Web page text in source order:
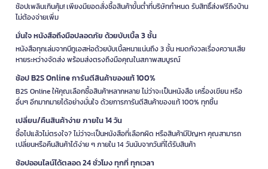
ช้อปเพลินเกินคุ้ม! เพียงมียอดสั่งซื้อสินค้าขั้นต่ำที่บริษัทกำหนด รับสิทธิ์ส่งฟรีถึงบ้าน
ไม่ต้องจ่ายเพิ่ม
มั่นใจ หนังสือถึงมือปลอดภัย ด้วยบับเบิ้ล 3 ชั้น
หนังสือทุกเล่มจากบีทูเอสห่อด้วยบับเบิ้ลหนาแน่นถึง 3 ชั้น หมดกังวลเรื่องความเสีย
หายระหว่างจัดส่ง พร้อมส่งตรงถึงมือคุณในสภาพสมบูรณ์
ช้อป B2S Online การันตีสินค้าของแท้ 100%
B2S Online ให้คุณเลือกซื้อสินค้าหลากหลาย ไม่ว่าจะเป็นหนังสือ เครื่องเขียน หรือ
อื่นๆ อีกมากมายได้อย่างมั่นใจ ด้วยการการันตีสินค้าของแท้ 100% ทุกชิ้น
เปลี่ยน/คืนสินค้าง่าย ภายใน 14 วัน
ซื้อไปแล้วไม่ตรงใจ? ไม่ว่าจะเป็นหนังสือที่เลือกผิด หรือสินค้ามีปัญหา คุณสามารถ
เปลี่ยนหรือคืนสินค้าได้ง่าย ๆ ภายใน 14 วันนับจากวันที่ได้รับสินค้า
ช้อปออนไลน์ได้ตลอด 24 ชั่วโมง ทุกที่ ทุกเวลา